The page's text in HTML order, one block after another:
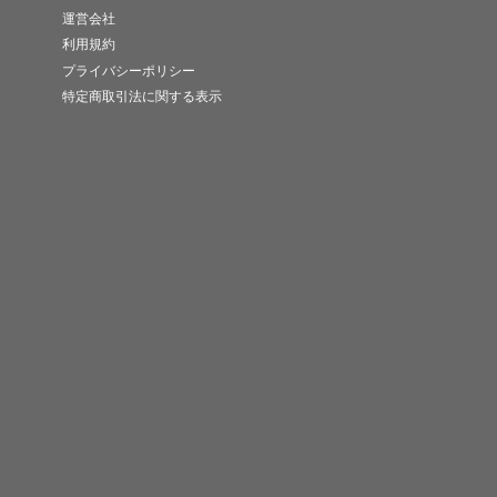
運営会社
利用規約
プライバシーポリシー
特定商取引法に関する表示